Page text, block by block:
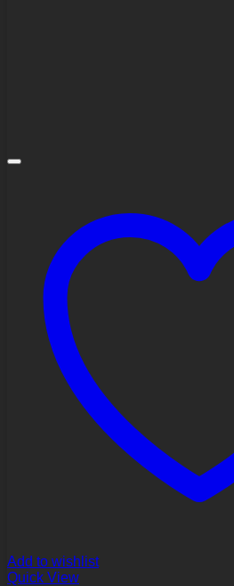
Add to wishlist
Quick View